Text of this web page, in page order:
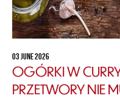
03 JUNE 2026
OGÓRKI W
PRZETWORY NIE